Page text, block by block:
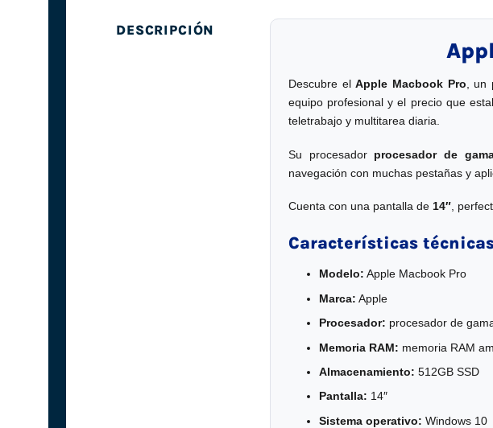
DESCRIPCIÓN
Descubre elApple Macbook Pro, un
equipo profesional y el precio que
teletrabajo y multitarea diaria.
Su procesador procesador de
navegación con muchas pestañas y
Cuenta con una pantalla de 14″ ,
Características
Modelo: Apple Macbook Pro
Marca: Apple
Procesador: procesador de
Memoria RAM: memoria RAM
Almacenamiento: 512GB SSD
Pantalla: 14″
Sistema operativo: Windows 10